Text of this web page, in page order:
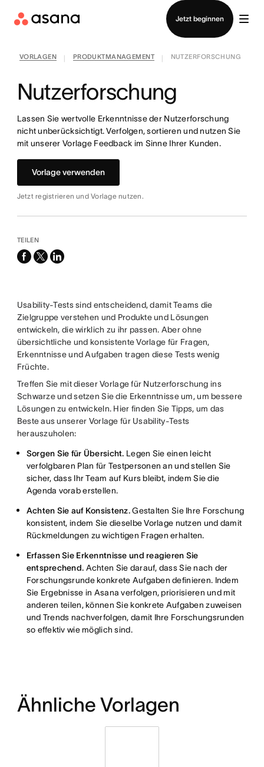
Jetzt beginnen
Vertrieb kontaktieren
VORLAGEN PRODUKTMANAGEMENT NUTZERFORSCHUNG
Nutzerforschung
Lassen Sie wertvolle Erkenntnisse der Nutzerforschung
nicht unberücksichtigt. Verfolgen, sortieren und nutzen Sie
mit unserer Vorlage Feedback im Sinne Ihrer Kunden.
Vorlage verwenden
Jetzt registrieren und Vorlage nutzen.
TEILEN
facebook
x-
linkedin
Usability-Tests sind entscheidend, damit Teams die
Zielgruppe verstehen und Produkte und Lösungen
entwickeln, die wirklich zu ihr passen. Aber ohne
übersichtliche und konsistente Vorlage für Fragen,
Erkenntnisse und Aufgaben tragen diese Tests wenig
Früchte.
Treffen Sie mit dieser Vorlage für Nutzerforschung ins
Schwarze und setzen Sie die Erkenntnisse um, um bessere
Lösungen zu entwickeln. Hier finden Sie Tipps, um das
Beste aus unserer Vorlage für Usability-Tests
herauszuholen:
Sorgen Sie für Übersicht. Legen Sie einen leicht
verfolgbaren Plan für Testpersonen an und stellen Sie
sicher, dass Ihr Team auf Kurs bleibt, indem Sie die
Agenda vorab erstellen.
Achten Sie auf Konsistenz.Gestalten Sie Ihre Forschung
konsistent, indem Sie dieselbe Vorlage nutzen und damit
Rückmeldungen zu wichtigen Fragen erhalten.
Erfassen Sie Erkenntnisse und reagieren Sie
entsprechend. Achten Sie darauf, dass Sie nach der
Forschungsrunde konkrete Aufgaben definieren. Indem
Sie Ergebnisse in Asana verfolgen, priorisieren und mit
anderen teilen, können Sie konkrete Aufgaben zuweisen
und Trends nachverfolgen, damit Ihre Forschungsrunden
so effektiv wie möglich sind.
Ähnliche Vorlagen